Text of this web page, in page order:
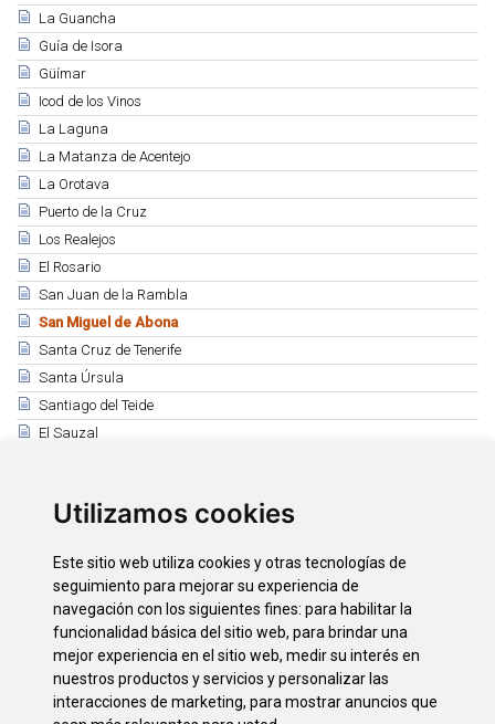
Utilizamos cookies
Este sitio web utiliza cookies y otras tecnologías de
seguimiento para mejorar su experiencia de
navegación con los siguientes fines: para habilitar la
funcionalidad básica del sitio web, para brindar una
mejor experiencia en el sitio web, medir su interés en
nuestros productos y servicios y personalizar las
interacciones de marketing, para mostrar anuncios que
La Guancha
Guía de Isora
Güímar
Icod de los Vinos
La Laguna
La Matanza de Acentejo
La Orotava
Puerto de la Cruz
Los Realejos
El Rosario
San Juan de la Rambla
San Miguel de Abona
Santa Cruz de Tenerife
Santa Úrsula
Santiago del Teide
El Sauzal
El Tanque
La Victoria de Acentejo
Vilaflor
Descargas
San Miguel histórico